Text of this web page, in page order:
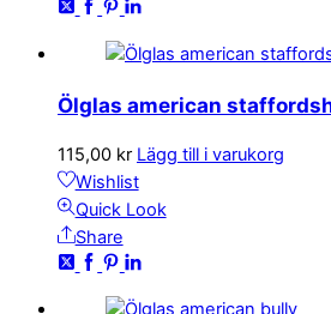
Ölglas american
115,00 kr Lägg till i varukorg
Wishlist
Quick Look
Share